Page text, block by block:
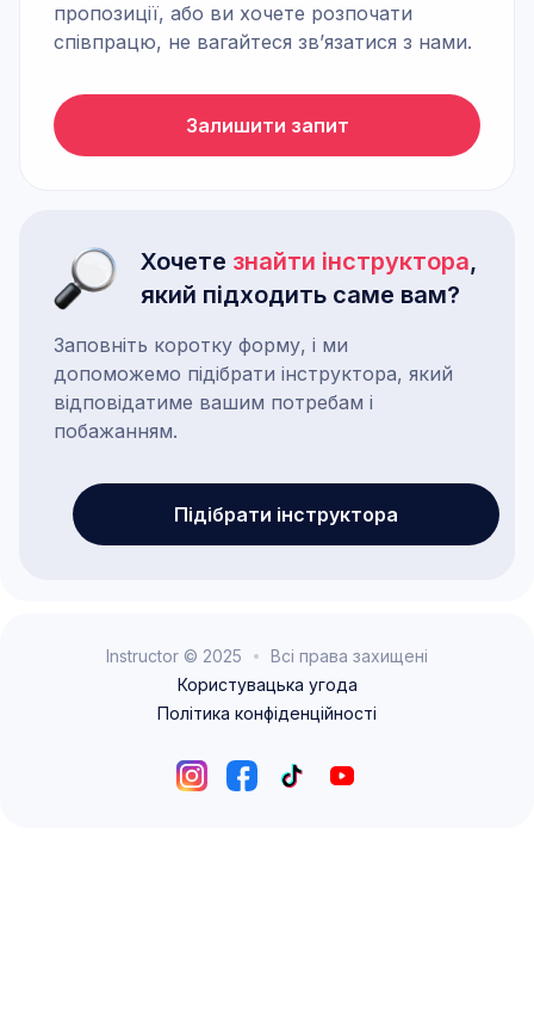
пропозиції, або ви хочете розпочати
співпрацю, не вагайтеся зв’язатися з нами.
Залишити запит
Хочете знайти інструктора,
який підходить саме вам?
Заповніть коротку форму, і ми
допоможемо підібрати інструктора, який
відповідатиме вашим потребам і
побажанням.
Підібрати інструктора
Instructor © 2025
Всі права захищені
Користувацька угода
Політика конфіденційності